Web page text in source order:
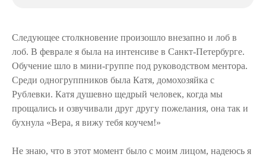
Следующее столкновение произошло внезапно и лоб в
лоб. В феврале я была на интенсиве в Санкт-Петербурге.
Обучение шло в мини-группе под руководством ментора.
Среди одногруппников была Катя, домохозяйка с
Рублевки. Катя душевно щедрый человек, когда мы
прощались и озвучивали друг другу пожелания, она так и
бухнула «Вера, я вижу тебя коучем!»
Не знаю, что в этот момент было с моим лицом, надеюсь я